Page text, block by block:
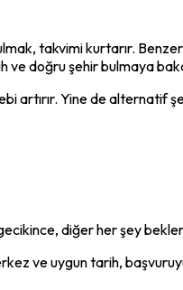
takvimi kurtarır.
ve doğru şehir bulmaya
artırır. Yine de alternatif
diğer her şey
ve uygun tarih,